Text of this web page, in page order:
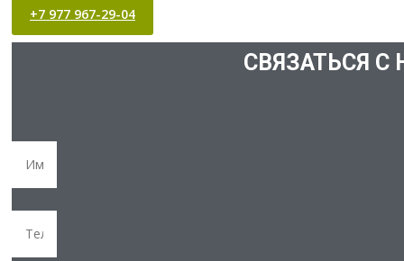
+7 977 967-29-04
СВЯЗАТЬСЯ С